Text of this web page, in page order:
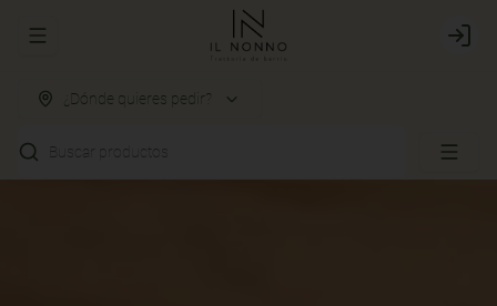
Abrir menu de navegación Login
¿Dónde quieres pedir?
Buscar productos